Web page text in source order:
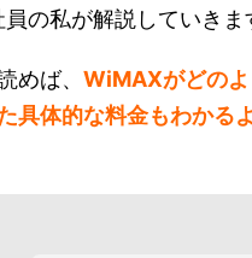
員の私が解説していきま
めば、 WiMAXがどの
具体的な料金もわかる